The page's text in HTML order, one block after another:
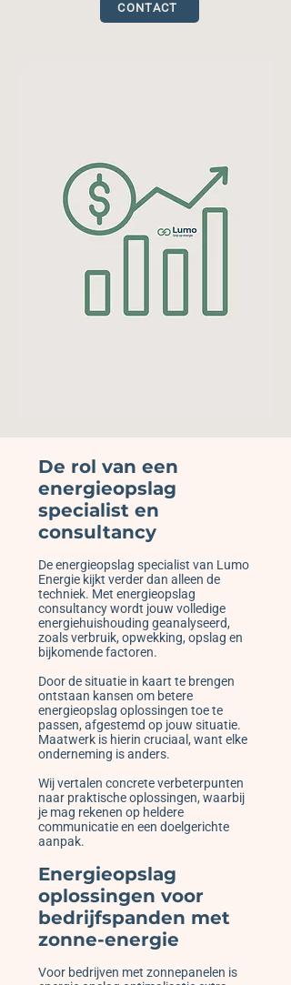
CONTACT
De rol van een
energieopslag
specialist en
consultancy
De energieopslag specialist van Lumo
Energie kijkt verder dan alleen de
techniek. Met energieopslag
consultancy wordt jouw volledige
energiehuishouding geanalyseerd,
zoals verbruik, opwekking, opslag en
bijkomende factoren.
Door de situatie in kaart te brengen
ontstaan kansen om betere
energieopslag oplossingen toe te
passen, afgestemd op jouw situatie.
Maatwerk is hierin cruciaal, want elke
onderneming is anders.
Wij vertalen concrete verbeterpunten
naar praktische oplossingen, waarbij
je mag rekenen op heldere
communicatie en een doelgerichte
aanpak.
Energieopslag
oplossingen voor
bedrijfspanden met
zonne-energie
Voor bedrijven met zonnepanelen is